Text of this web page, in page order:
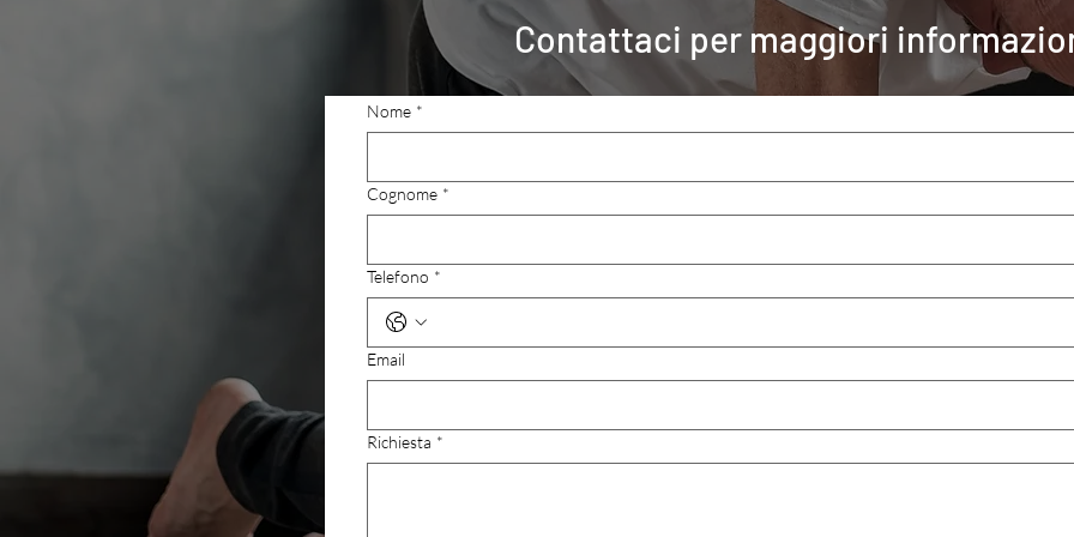
Contattaci per maggiori
Nome *
Cognome *
Telefono *
Email
Richiesta *